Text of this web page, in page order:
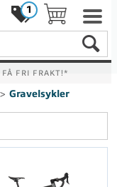
1
FÅ FRI FRAKT!*
>Gravelsykler